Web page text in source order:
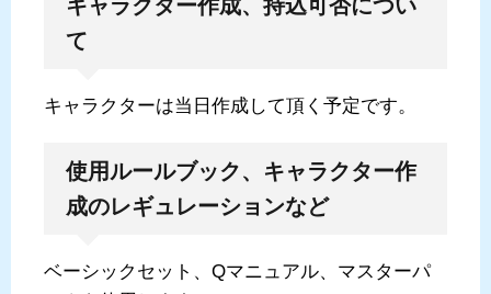
キャラクター作成、持込可否につい
て
キャラクターは当日作成して頂く予定です。
使用ルールブック、キャラクター作
成のレギュレーションなど
ベーシックセット、Qマニュアル、マスターパ